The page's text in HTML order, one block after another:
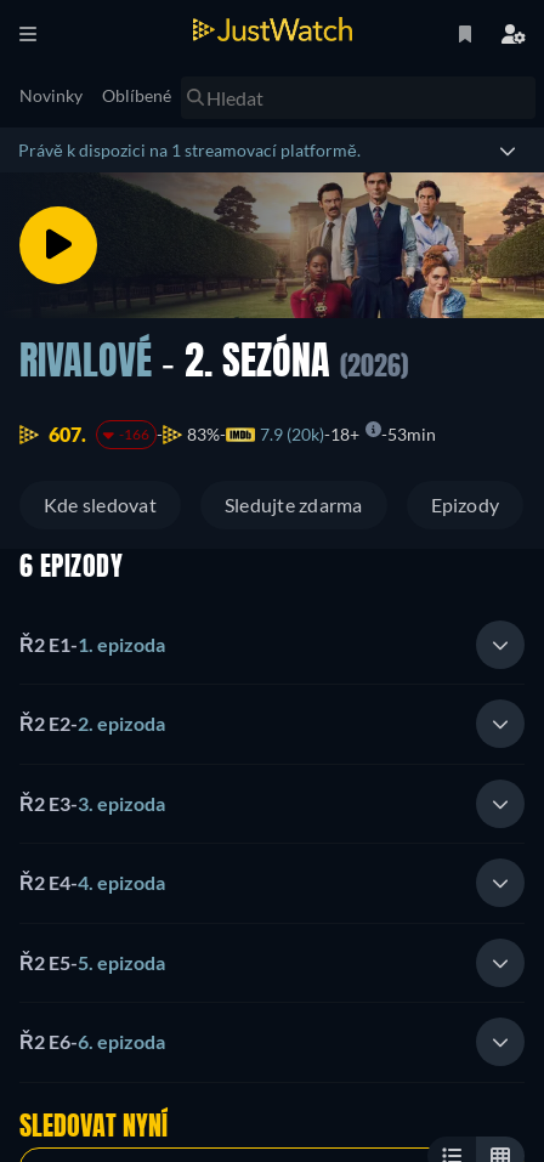
Novinky Oblíbené
Právě k dispozici na 1 streamovací platformě.
RIVALOVÉ - 2. SEZÓNA (2026)
607. -166 83% 7.9 (20k) 18+ 53min
Kde sledovat Sledujte zdarma Epizody
6 EPIZODY
Ř2 E1-1. epizoda
Ř2 E2-2. epizoda
Ř2 E3-3. epizoda
Ř2 E4-4. epizoda
Ř2 E5-5. epizoda
Ř2 E6-6. epizoda
SLEDOVAT NYNÍ